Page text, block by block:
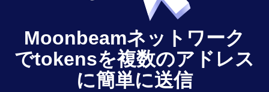
Moonbeamネットワーク
でtokensを複数のアドレス
に簡単に送信